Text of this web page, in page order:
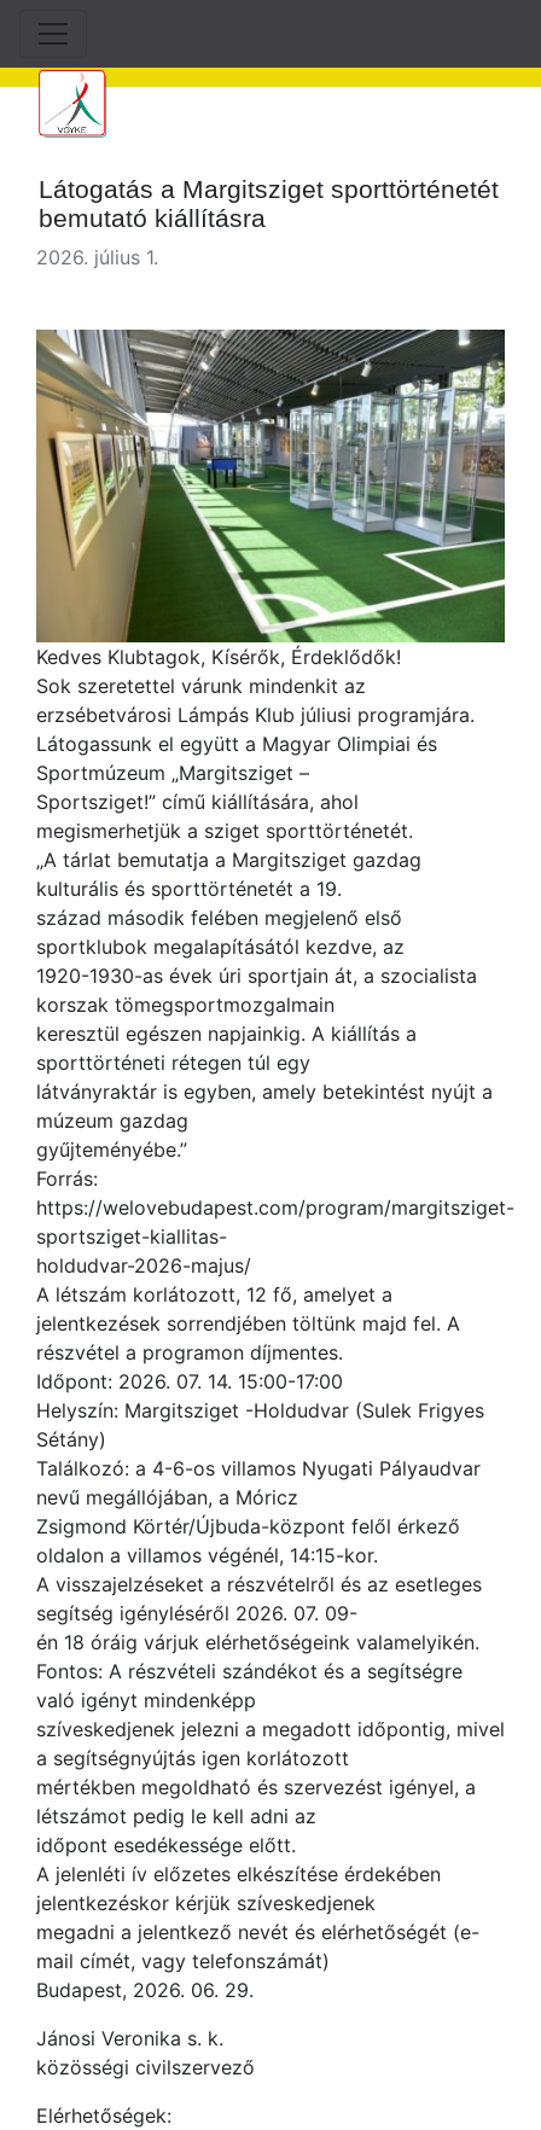
Látogatás a Margitsziget sporttörténetét
bemutató kiállításra
2026. július 1.
Kedves Klubtagok, Kísérők, Érdeklődők!
Sok szeretettel várunk mindenkit az
erzsébetvárosi Lámpás Klub júliusi programjára.
Látogassunk el együtt a Magyar Olimpiai és
Sportmúzeum „Margitsziget –
Sportsziget!” című kiállítására, ahol
megismerhetjük a sziget sporttörténetét.
„A tárlat bemutatja a Margitsziget gazdag
kulturális és sporttörténetét a 19.
század második felében megjelenő első
sportklubok megalapításától kezdve, az
1920-1930-as évek úri sportjain át, a szocialista
korszak tömegsportmozgalmain
keresztül egészen napjainkig. A kiállítás a
sporttörténeti rétegen túl egy
látványraktár is egyben, amely betekintést nyújt a
múzeum gazdag
gyűjteményébe.”
Forrás:
https://welovebudapest.com/program/margitsziget-
sportsziget-kiallitas-
holdudvar-2026-majus/
A létszám korlátozott, 12 fő, amelyet a
jelentkezések sorrendjében töltünk majd fel. A
részvétel a programon díjmentes.
Időpont: 2026. 07. 14. 15:00-17:00
Helyszín: Margitsziget -Holdudvar (Sulek Frigyes
Sétány)
Találkozó: a 4-6-os villamos Nyugati Pályaudvar
nevű megállójában, a Móricz
Zsigmond Körtér/Újbuda-központ felől érkező
oldalon a villamos végénél, 14:15-kor.
A visszajelzéseket a részvételről és az esetleges
segítség igényléséről 2026. 07. 09-
én 18 óráig várjuk elérhetőségeink valamelyikén.
Fontos: A részvételi szándékot és a segítségre
való igényt mindenképp
szíveskedjenek jelezni a megadott időpontig, mivel
a segítségnyújtás igen korlátozott
mértékben megoldható és szervezést igényel, a
létszámot pedig le kell adni az
időpont esedékessége előtt.
A jelenléti ív előzetes elkészítése érdekében
jelentkezéskor kérjük szíveskedjenek
megadni a jelentkező nevét és elérhetőségét (e-
mail címét, vagy telefonszámát)
Budapest, 2026. 06. 29.
Jánosi Veronika s. k.
közösségi civilszervező
Elérhetőségek: